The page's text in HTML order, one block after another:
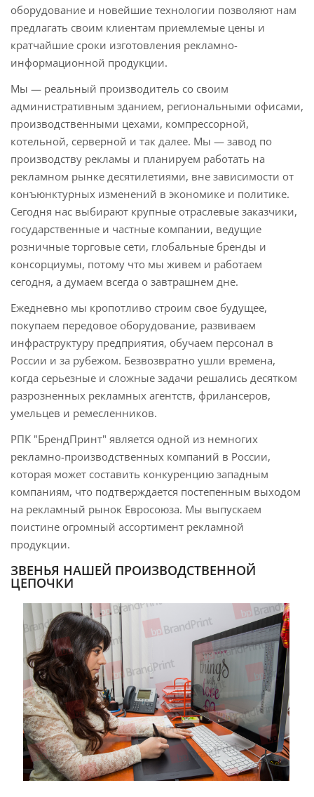
оборудование и новейшие технологии позволяют нам
предлагать своим клиентам приемлемые цены и
кратчайшие сроки изготовления рекламно-
информационной продукции.
Мы — реальный производитель со своим
административным зданием, региональными офисами,
производственными цехами, компрессорной,
котельной, серверной и так далее. Мы — завод по
производству рекламы и планируем работать на
рекламном рынке десятилетиями, вне зависимости от
конъюнктурных изменений в экономике и политике.
Сегодня нас выбирают крупные отраслевые заказчики,
государственные и частные компании, ведущие
розничные торговые сети, глобальные бренды и
консорциумы, потому что мы живем и работаем
сегодня, а думаем всегда о завтрашнем дне.
Ежедневно мы кропотливо строим свое будущее,
покупаем передовое оборудование, развиваем
инфраструктуру предприятия, обучаем персонал в
России и за рубежом. Безвозвратно ушли времена,
когда серьезные и сложные задачи решались десятком
разрозненных рекламных агентств, фрилансеров,
умельцев и ремесленников.
РПК "БрендПринт" является одной из немногих
рекламно-производственных компаний в России,
которая может составить конкуренцию западным
компаниям, что подтверждается постепенным выходом
на рекламный рынок Евросоюза. Мы выпускаем
поистине огромный ассортимент рекламной
продукции.
ЗВЕНЬЯ НАШЕЙ ПРОИЗВОДСТВЕННОЙ
ЦЕПОЧКИ